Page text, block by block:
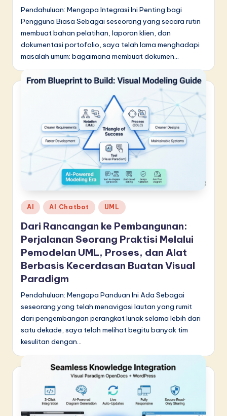
Pendahuluan: Mengapa Integrasi Ini Penting bagi
Pengguna Biasa Sebagai seseorang yang secara rutin
membuat bahan pelatihan, laporan klien, dan
dokumentasi portofolio, saya telah lama menghadapi
masalah umum: bagaimana membuat dokumen…
Posted
in
AI AI Chatbot UML
Dari Rancangan ke Pembangunan:
Perjalanan Seorang Praktisi Melalui
Pemodelan UML, Proses, dan Alat
Berbasis Kecerdasan Buatan Visual
Paradigm
Pendahuluan: Mengapa Panduan Ini Ada Sebagai
seseorang yang telah menavigasi lautan yang rumit
dari pengembangan perangkat lunak selama lebih dari
satu dekade, saya telah melihat begitu banyak tim
kesulitan dengan…